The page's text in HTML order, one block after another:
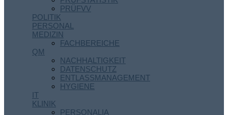
PRÜFVV
POLITIK
PERSONAL
MEDIZIN
FACHBEREICHE
QM
NACHHALTIGKEIT
DATENSCHUTZ
ENTLASSMANAGEMENT
HYGIENE
IT
KLINIK
PERSONALIA